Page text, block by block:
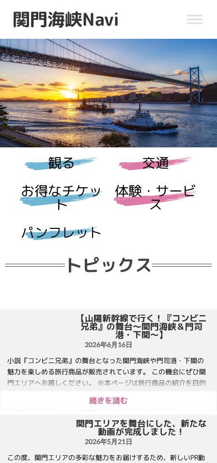
関門海峡Navi
観る 交通
お得なチケッ
ト
体験・サービ
ス
パンフレット
トピックス
【山陽新幹線で行く！『コンビニ
兄弟』の舞台～関門海峡＆門司
港・下関～】
2026年6月16日
小説『コンビニ兄弟』の舞台となった関門海峡や門司港・下関の
魅力を楽しめる旅行商品が販売されています。 この機会にぜひ関
門エリアへお越しください。 ※本ページは旅行商品の紹介を目的
す。 ※ツアー内容や申込方法等の詳細は、リンク先をご確認くだ
続きを読む
関門エリアを舞台にした、新たな
動画が完成しました！
2026年5月21日
この度、関門エリアの多彩な魅力をお届けするため、新しいPR動